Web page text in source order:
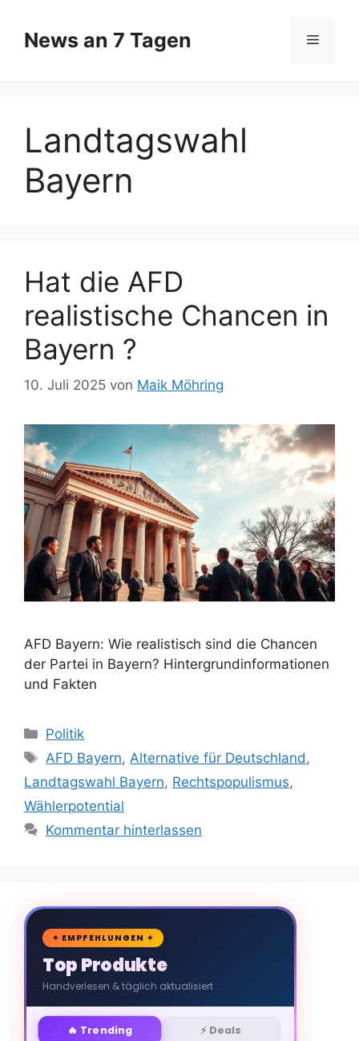
Inhalt
springen
News an 7 Tagen Menü
Landtagswahl
Bayern
Hat die AFD
realistische Chancen in
Bayern ?
10. Juli 2025 von Maik Möhring
AFD Bayern: Wie realistisch sind die Chancen
der Partei in Bayern? Hintergrundinformationen
und Fakten
Kategorien
Politik
Schlagwörter
AFD Bayern,Alternative für Deutschland,
Landtagswahl Bayern, Rechtspopulismus,
Wählerpotential
Kommentar hinterlassen
🛒
✦ EMPFEHLUNGEN ✦
Top Produkte
Handverlesen & täglich aktualisiert
🔥 Trending ⚡ Deals